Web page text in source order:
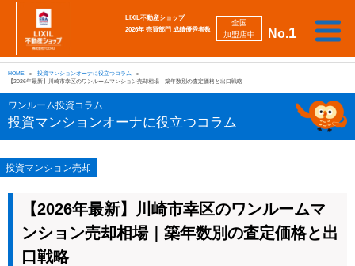
No.1
全国
加盟店中
LIXIL不動産ショップ
2026年 売買部門 成績優秀者数
売
り
買
い
相
談
し
た
い
勉
強
し
た
い
強
社
用
査定
iBuyer
HOME
投資マンションオーナに役立つコラム
【2026年最新】川崎市幸区のワンルームマンション売却相場｜築年数別の査定価格と出口戦略
ワンルーム投資コラム
投資マンションオーナに役立つコラム
投資マンション売却
【2026年最新】川崎市幸区のワンルームマ
ンション売却相場｜築年数別の査定価格と出
口戦略